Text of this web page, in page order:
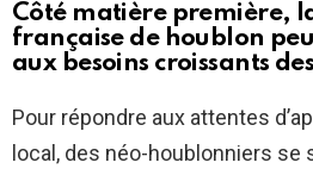
Côté matière première,
française de houblon
aux besoins croissants
Pour répondre aux attentes
local, des néo-houblonniers